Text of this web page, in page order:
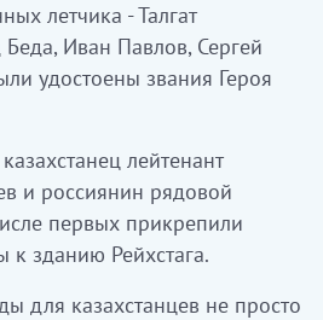
летчика - Талгат
Иван Павлов, Сергей
удостоены звания Героя
лейтенант
и россиянин рядовой
первых прикрепили
зданию Рейхстага.
для казахстанцев не просто